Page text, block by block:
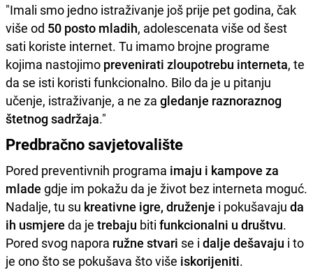
"Imali smo jedno istraživanje još prije pet godina, čak
više od 50 posto mladih, adolescenata više od šest
sati koriste internet. Tu imamo brojne programe
kojima nastojimo prevenirati zloupotrebu interneta, te
da se isti koristi funkcionalno. Bilo da je u pitanju
učenje, istraživanje, a ne za gledanje raznoraznog
štetnog sadržaja."
Predbračno savjetovalište
Pored preventivnih programa imaju i kampove za
mlade gdje im pokažu da je život bez interneta moguć.
Nadalje, tu su kreativne igre, druženje i pokušavaju da
ih usmjere da je trebaju biti funkcionalni u društvu.
Pored svog napora ružne stvari se i dalje dešavaju i to
je ono što se pokušava što više iskorijeniti.